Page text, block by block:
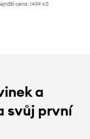
cena: 1499 Kč
a
svůj první